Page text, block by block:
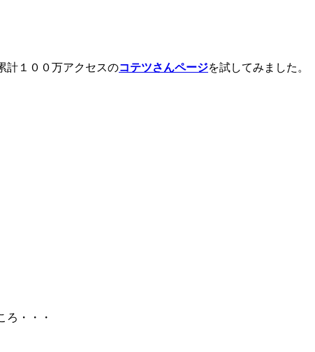
計１００万アクセスのコテツさんページを試してみました。
ろ・・・